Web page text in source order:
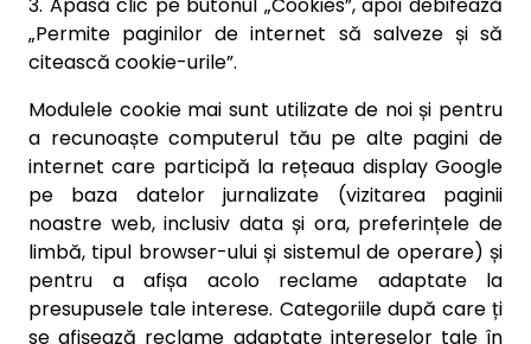
„Permite paginilor de internet să salveze și să
citească cookie-urile”.
Modulele cookie mai sunt utilizate de noi și pentru
a recunoaște computerul tău pe alte pagini de
internet care participă la rețeaua display Google
pe baza datelor jurnalizate (vizitarea paginii
noastre web, inclusiv data și ora, preferințele de
limbă, tipul browser-ului și sistemul de operare) și
pentru a afișa acolo reclame adaptate la
presupusele tale interese. Categoriile după care ți
se afișează reclame adaptate intereselor tale în